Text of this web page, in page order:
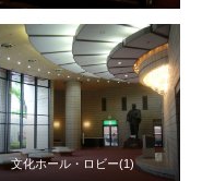
文化ホール・ロビー(1)